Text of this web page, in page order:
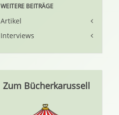
WEITERE BEITRÄGE
Artikel
Interviews
Zum Bücherkarussell